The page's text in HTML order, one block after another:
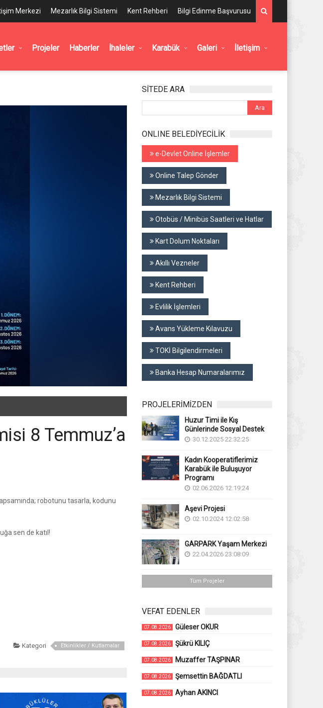
Merkezi Mezarlık Bilgi Sistemi Kent Rehberi Bilgi Edinme Başvurusu
Projeler Haberler İhaleler Karabük Galeri İletişim
8 Temmuz’a
robotunu tasarla, kodunu
sen de katıl!
Kategori Etkinlikler / Kutlamalar
SİTEDE ARA
ONLINE BELEDİYECİLİK
e-Devlet Online İşlemler
Online Talep Gönder
Mezarlık Bilgi Sistemi
Otobüs / Minibüs Saatleri ve Hatlar
Kart Dolum Noktaları
Akıllı Vezneler
Kent Rehberi
Evlilik İşlemleri
Avans Yükleme Kılavuzu
TOKİ Bilgilendirmeleri
Banka Hesap Numaralarımız
PROJELERİMİZDEN
Huzur Timi ile Kış
Günlerinde Sosyal Destek
30.12.2025 22:32:25
Kadın Kooperatiflerimiz
Karabük ile Buluşuyor
Programı
02.06.2026 12:19:24
Aşevi Projesi
02.10.2024 12:02:58
GARPARK Yaşam Merkezi
22.04.2026 23:08:09
Tüm Projeler
VEFAT EDENLER
07.08.2026 Güleser OKUR
07.08.2026 Şükrü KILIÇ
07.08.2026 Muzaffer TAŞPINAR
07.08.2026 Şemsettin BAĞDATLI
07.08.2026 Ayhan AKINCI